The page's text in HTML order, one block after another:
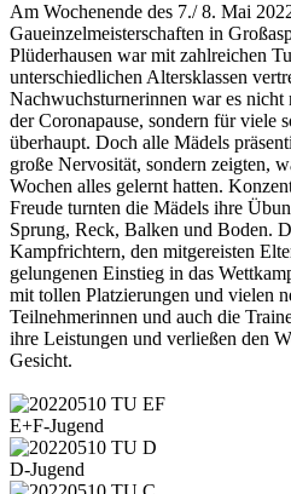
Am Wochenende des 7./ 8. Mai
Gaueinzelmeisterschaften in
Plüderhausen war mit zahlreichen
unterschiedlichen Altersklassen
Nachwuchsturnerinnen war es nicht
der Coronapause, sondern für viele
überhaupt. Doch alle Mädels
große Nervosität, sondern zeigten,
Wochen alles gelernt hatten.
Freude turnten die Mädels ihre
Sprung, Reck, Balken und Boden.
Kampfrichtern, den mitgereisten
gelungenen Einstieg in das
mit tollen Platzierungen und vielen
Teilnehmerinnen und auch die
ihre Leistungen und verließen den
Gesicht.
E+F-Jugend
D-Jugend